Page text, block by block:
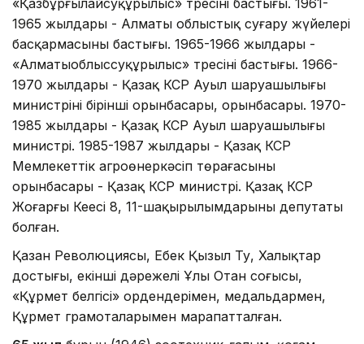
1965 жылдары - Алматы облыстық суғару жүйелері
басқармасының бастығы. 1965-1966 жылдары -
«Алматыоблыссуқұрылыс» тресінің бастығы. 1966-
1970 жылдары - Қазақ КСР Ауыл шаруашылығы
министрінің бірінші орынбасары, орынбасары. 1970-
1985 жылдары - Қазақ КСР Ауыл шаруашылығы
министрі. 1985-1987 жылдары - Қазақ КСР
Мемлекеттік агроөнеркәсіп төрағасының
орынбасары - Қазақ КСР министрі. Қазақ КСР
Жоғарғы Кеңесі 8, 11-шақырылымдарының депутаты
болған.
Қазан Революциясы, Еңбек Қызыл Ту, Халықтар
достығы, екінші дәрежелі Ұлы Отан соғысы,
«Құрмет белгісі» ордендерімен, медальдармен,
Құрмет грамоталарымен марапатталған.